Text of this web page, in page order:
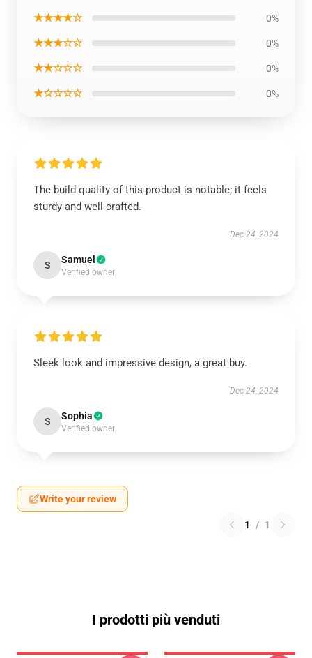
★★★★☆ 0%
★★★☆☆ 0%
★★☆☆☆ 0%
★☆☆☆☆ 0%
The build quality of this product is notable; it feels
sturdy and well-crafted.
Dec 24, 2024
S Samuel
Verified owner
Sleek look and impressive design, a great buy.
Dec 24, 2024
S Sophia
Verified owner
Write your review
1 / 1
I prodotti più venduti